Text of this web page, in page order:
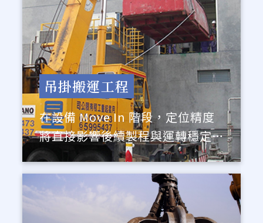
吊掛搬運工程
在設備 Move In 階段，定位精度
將直接影響後續製程與運轉穩定
性。